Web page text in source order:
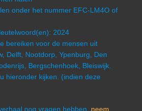
onder het nummer EFC-LM4O of
2024
bereiken voor de mensen uit
Delft, Nootdorp, Ypenburg, Den
Bergschenhoek, Bleiswijk.
hieronder kijken. (indien deze
nog vragen hebben. neem